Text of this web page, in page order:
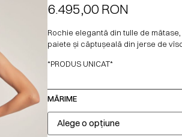
6.495,00RON
Rochie elegantă din tulle de
paiete și căptușeală din jerse de
*PRODUS UNICAT*
MĂRIME